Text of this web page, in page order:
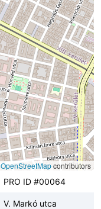
OpenStreetMapcontributors
PRO ID #00064
V. Markó utca